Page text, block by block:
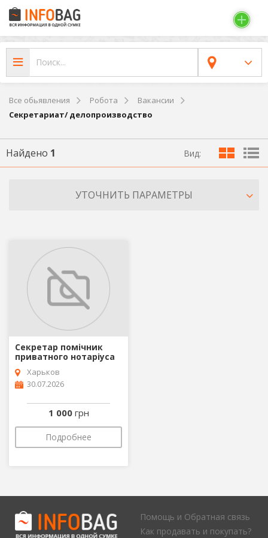
Все обьявления Робота
Вакансии
Секретариат/ делопроизводство
Найдено 1 Вид:
УТОЧНИТЬ ПАРАМЕТРЫ
Секретар помічник
приватного нотаріуса
Харьков
30.07.2026
1 000 грн
Подробнее
Помощь и Обратная связь
Как продавать и покупать?